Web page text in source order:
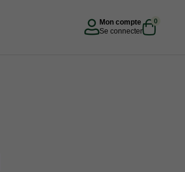
Mon compte
Se connecter
0